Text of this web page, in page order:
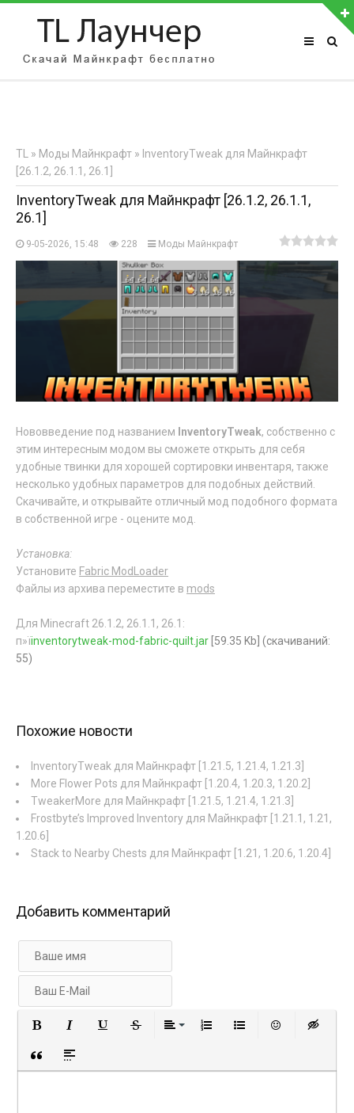
АВТОРИЗАЦИЯ НА САЙТЕ
Регистрация
TL » Моды Майнкрафт » InventoryTweak для Майнкрафт
[26.1.2, 26.1.1, 26.1]
InventoryTweak для Майнкрафт [26.1.2, 26.1.1,
26.1]
9-05-2026, 15:48 228 Моды Майнкрафт
Нововведение под названием InventoryTweak, собственно с
этим интересным модом вы сможете открыть для себя
удобные твинки для хорошей сортировки инвентаря, также
несколько удобных параметров для подобных действий.
Скачивайте, и открывайте отличный мод подобного формата
в собственной игре - оцените мод.
Установка:
Установите Fabric ModLoader
Файлы из архива переместите в mods
Для Minecraft 26.1.2, 26.1.1, 26.1:
п»їinventorytweak-mod-fabric-quilt.jar [59.35 Kb] (cкачиваний:
55)
Похожие новости
InventoryTweak для Майнкрафт [1.21.5, 1.21.4, 1.21.3]
More Flower Pots для Майнкрафт [1.20.4, 1.20.3, 1.20.2]
TweakerMore для Майнкрафт [1.21.5, 1.21.4, 1.21.3]
Frostbyte’s Improved Inventory для Майнкрафт [1.21.1, 1.21,
1.20.6]
Stack to Nearby Chests для Майнкрафт [1.21, 1.20.6, 1.20.4]
Добавить комментарий
Вставка цитаты
Вставка спойлера